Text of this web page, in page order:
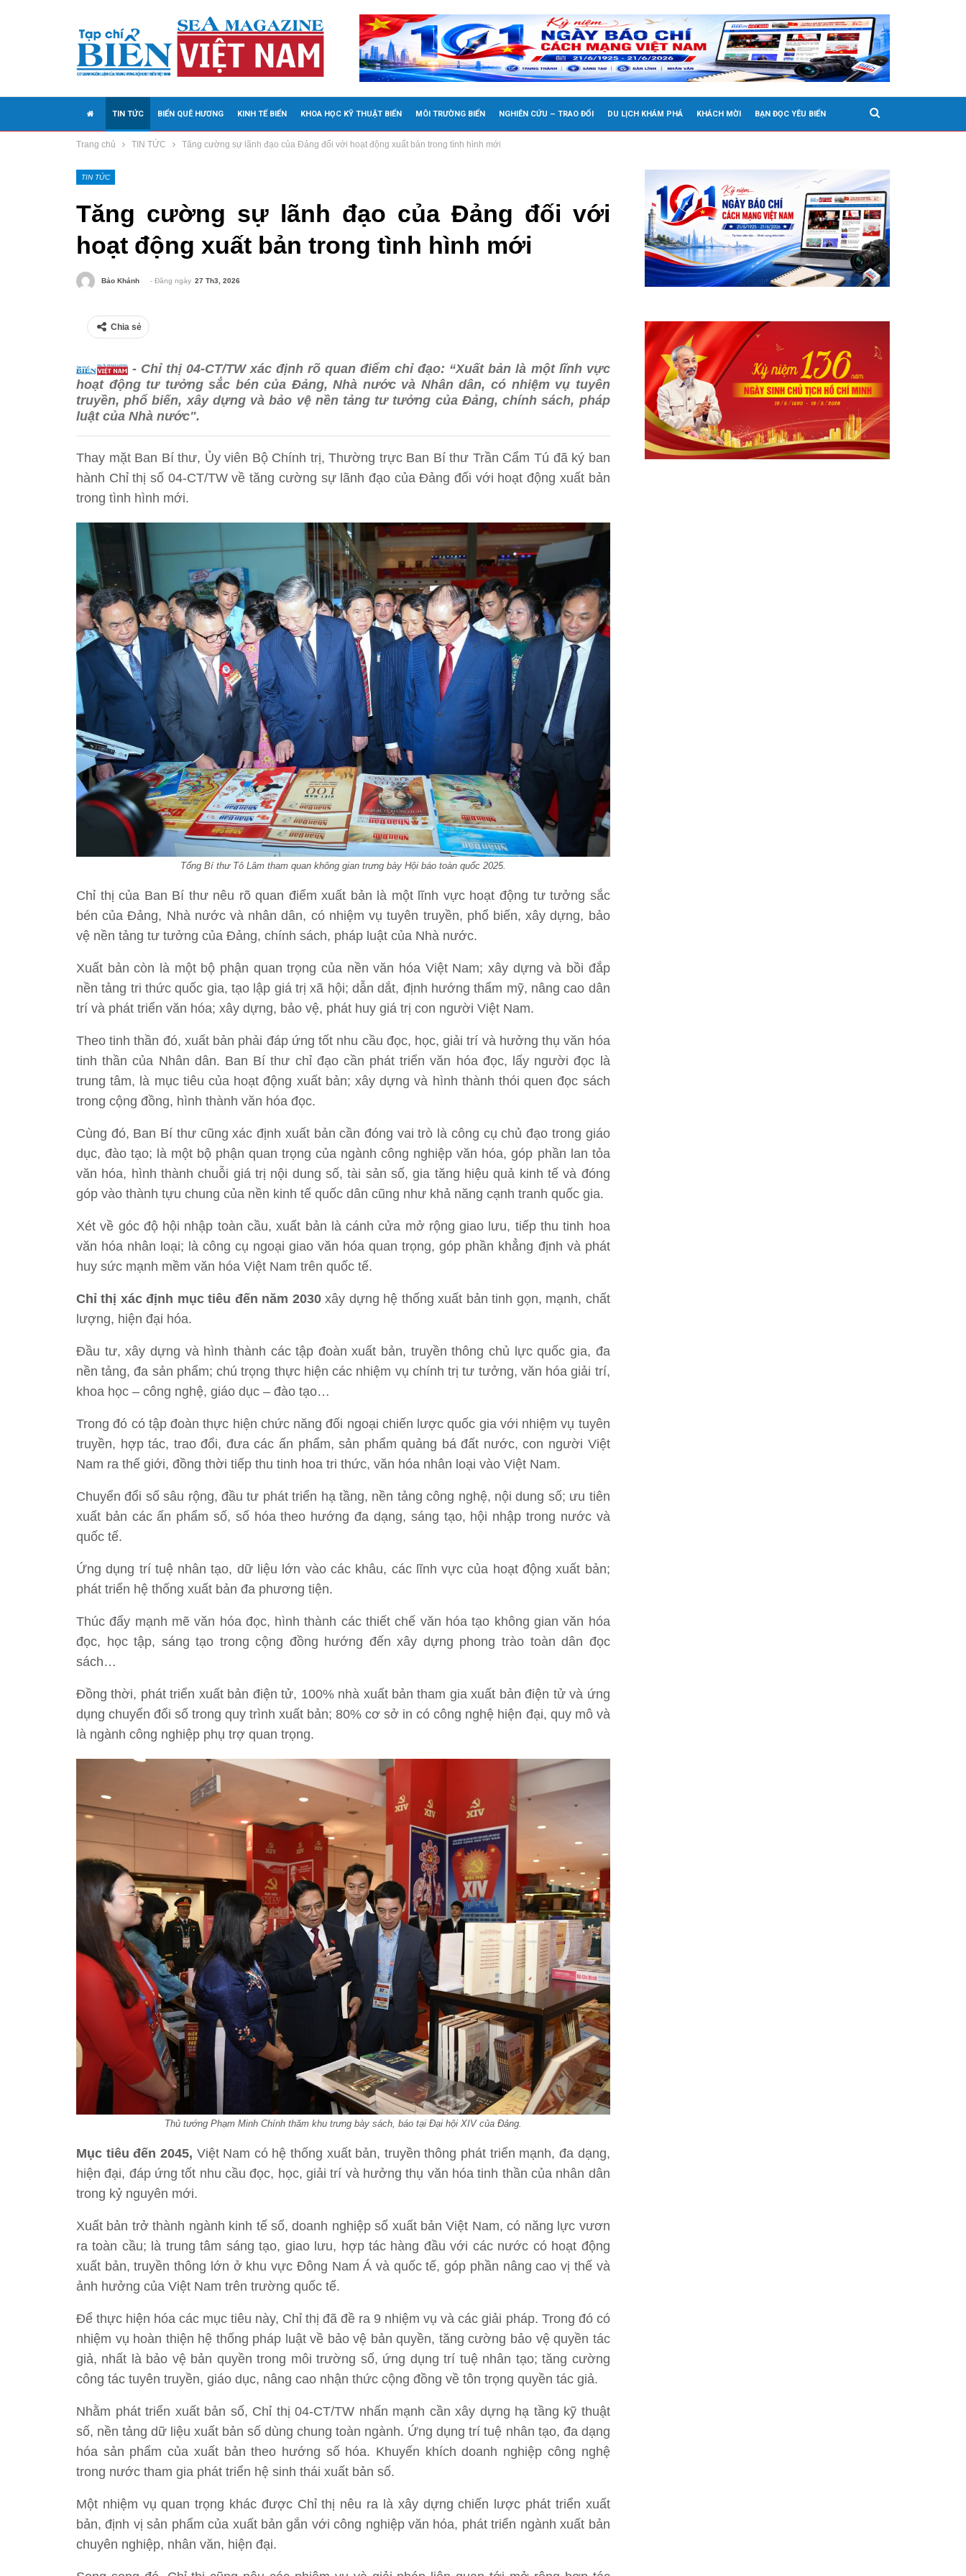
TIN TỨC BIỂN QUÊ HƯƠNG KINH TẾ BIỂN KHOA HỌC KỸ THUẬT BIỂN MÔI TRƯỜNG BIỂN NGHIÊN CỨU – TRAO ĐỔI DU LỊCH KHÁM PHÁ KHÁCH MỜI BẠN ĐỌC YÊU BIỂN
MEDIA
Trang chủ TIN TỨC Tăng cường sự lãnh đạo của Đảng đối với hoạt động xuất bản trong tình hình mới
TIN TỨC
Tăng cường sự lãnh đạo của Đảng đối với
hoạt động xuất bản trong tình hình mới
Bảo Khánh - Đăng ngày 27 Th3, 2026
Chia sẻ
- Chỉ thị 04-CT/TW xác định rõ quan điểm chỉ đạo: “Xuất bản là một lĩnh vực
hoạt động tư tưởng sắc bén của Đảng, Nhà nước và Nhân dân, có nhiệm vụ tuyên
truyền, phổ biến, xây dựng và bảo vệ nền tảng tư tưởng của Đảng, chính sách, pháp
luật của Nhà nước".
Thay mặt Ban Bí thư, Ủy viên Bộ Chính trị, Thường trực Ban Bí thư Trần Cẩm Tú đã ký ban
hành Chỉ thị số 04-CT/TW về tăng cường sự lãnh đạo của Đảng đối với hoạt động xuất bản
trong tình hình mới.
Tổng Bí thư Tô Lâm tham quan không gian trưng bày Hội báo toàn quốc 2025.
Chỉ thị của Ban Bí thư nêu rõ quan điểm xuất bản là một lĩnh vực hoạt động tư tưởng sắc
bén của Đảng, Nhà nước và nhân dân, có nhiệm vụ tuyên truyền, phổ biến, xây dựng, bảo
vệ nền tảng tư tưởng của Đảng, chính sách, pháp luật của Nhà nước.
Xuất bản còn là một bộ phận quan trọng của nền văn hóa Việt Nam; xây dựng và bồi đắp
nền tảng tri thức quốc gia, tạo lập giá trị xã hội; dẫn dắt, định hướng thẩm mỹ, nâng cao dân
trí và phát triển văn hóa; xây dựng, bảo vệ, phát huy giá trị con người Việt Nam.
Theo tinh thần đó, xuất bản phải đáp ứng tốt nhu cầu đọc, học, giải trí và hưởng thụ văn hóa
tinh thần của Nhân dân. Ban Bí thư chỉ đạo cần phát triển văn hóa đọc, lấy người đọc là
trung tâm, là mục tiêu của hoạt động xuất bản; xây dựng và hình thành thói quen đọc sách
trong cộng đồng, hình thành văn hóa đọc.
Cùng đó, Ban Bí thư cũng xác định xuất bản cần đóng vai trò là công cụ chủ đạo trong giáo
dục, đào tạo; là một bộ phận quan trọng của ngành công nghiệp văn hóa, góp phần lan tỏa
văn hóa, hình thành chuỗi giá trị nội dung số, tài sản số, gia tăng hiệu quả kinh tế và đóng
góp vào thành tựu chung của nền kinh tế quốc dân cũng như khả năng cạnh tranh quốc gia.
Xét về góc độ hội nhập toàn cầu, xuất bản là cánh cửa mở rộng giao lưu, tiếp thu tinh hoa
văn hóa nhân loại; là công cụ ngoại giao văn hóa quan trọng, góp phần khẳng định và phát
huy sức mạnh mềm văn hóa Việt Nam trên quốc tế.
Chỉ thị xác định mục tiêu đến năm 2030xây dựng hệ thống xuất bản tinh gọn, mạnh, chất
lượng, hiện đại hóa.
Đầu tư, xây dựng và hình thành các tập đoàn xuất bản, truyền thông chủ lực quốc gia, đa
nền tảng, đa sản phẩm; chú trọng thực hiện các nhiệm vụ chính trị tư tưởng, văn hóa giải trí,
khoa học – công nghệ, giáo dục – đào tạo…
Trong đó có tập đoàn thực hiện chức năng đối ngoại chiến lược quốc gia với nhiệm vụ tuyên
truyền, hợp tác, trao đổi, đưa các ấn phẩm, sản phẩm quảng bá đất nước, con người Việt
Nam ra thế giới, đồng thời tiếp thu tinh hoa tri thức, văn hóa nhân loại vào Việt Nam.
Chuyển đổi số sâu rộng, đầu tư phát triển hạ tầng, nền tảng công nghệ, nội dung số; ưu tiên
xuất bản các ấn phẩm số, số hóa theo hướng đa dạng, sáng tạo, hội nhập trong nước và
quốc tế.
Ứng dụng trí tuệ nhân tạo, dữ liệu lớn vào các khâu, các lĩnh vực của hoạt động xuất bản;
phát triển hệ thống xuất bản đa phương tiện.
Thúc đẩy mạnh mẽ văn hóa đọc, hình thành các thiết chế văn hóa tạo không gian văn hóa
đọc, học tập, sáng tạo trong cộng đồng hướng đến xây dựng phong trào toàn dân đọc
sách…
Đồng thời, phát triển xuất bản điện tử, 100% nhà xuất bản tham gia xuất bản điện tử và ứng
dụng chuyển đổi số trong quy trình xuất bản; 80% cơ sở in có công nghệ hiện đại, quy mô và
là ngành công nghiệp phụ trợ quan trọng.
Thủ tướng Phạm Minh Chính thăm khu trưng bày sách, báo tại Đại hội XIV của Đảng.
Mục tiêu đến 2045, Việt Nam có hệ thống xuất bản, truyền thông phát triển mạnh, đa dạng,
hiện đại, đáp ứng tốt nhu cầu đọc, học, giải trí và hưởng thụ văn hóa tinh thần của nhân dân
trong kỷ nguyên mới.
Xuất bản trở thành ngành kinh tế số, doanh nghiệp số xuất bản Việt Nam, có năng lực vươn
ra toàn cầu; là trung tâm sáng tạo, giao lưu, hợp tác hàng đầu với các nước có hoạt động
xuất bản, truyền thông lớn ở khu vực Đông Nam Á và quốc tế, góp phần nâng cao vị thế và
ảnh hưởng của Việt Nam trên trường quốc tế.
Để thực hiện hóa các mục tiêu này, Chỉ thị đã đề ra 9 nhiệm vụ và các giải pháp. Trong đó có
nhiệm vụ hoàn thiện hệ thống pháp luật về bảo vệ bản quyền, tăng cường bảo vệ quyền tác
giả, nhất là bảo vệ bản quyền trong môi trường số, ứng dụng trí tuệ nhân tạo; tăng cường
công tác tuyên truyền, giáo dục, nâng cao nhận thức cộng đồng về tôn trọng quyền tác giả.
Nhằm phát triển xuất bản số, Chỉ thị 04-CT/TW nhấn mạnh cần xây dựng hạ tầng kỹ thuật
số, nền tảng dữ liệu xuất bản số dùng chung toàn ngành. Ứng dụng trí tuệ nhân tạo, đa dạng
hóa sản phẩm của xuất bản theo hướng số hóa. Khuyến khích doanh nghiệp công nghệ
trong nước tham gia phát triển hệ sinh thái xuất bản số.
Một nhiệm vụ quan trọng khác được Chỉ thị nêu ra là xây dựng chiến lược phát triển xuất
bản, định vị sản phẩm của xuất bản gắn với công nghiệp văn hóa, phát triển ngành xuất bản
chuyên nghiệp, nhân văn, hiện đại.